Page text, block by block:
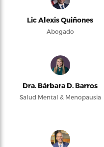
Lic Alexis Quiñones
Abogado
Dra. Bárbara D. Barros
Salud Mental & Menopausia